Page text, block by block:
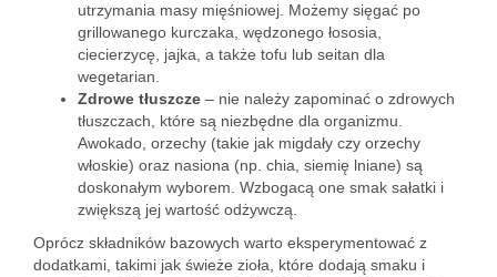
utrzymania masy mięśniowej. Możemy sięgać po
grillowanego kurczaka, wędzonego łososia,
ciecierzycę, jajka, a także tofu lub seitan dla
wegetarian.
Zdrowe tłuszcze – nie należy zapominać o zdrowych
tłuszczach, które są niezbędne dla organizmu.
Awokado, orzechy (takie jak migdały czy orzechy
włoskie) oraz nasiona (np. chia, siemię lniane) są
doskonałym wyborem. Wzbogacą one smak sałatki i
zwiększą jej wartość odżywczą.
Oprócz składników bazowych warto eksperymentować z
dodatkami, takimi jak świeże zioła, które dodają smaku i